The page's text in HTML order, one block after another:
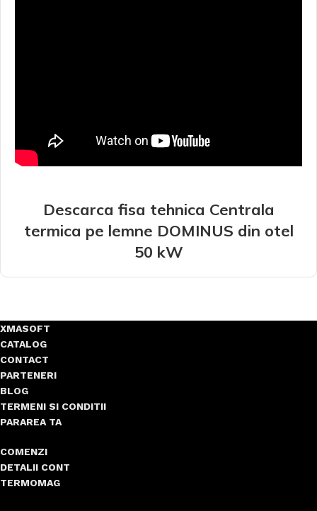
Descarca fisa tehnica Centrala
termica pe lemne DOMINUS din otel
50 kW
XMASOFT
CATALOG
CONTACT
PARTENERI
BLOG
TERMENI SI CONDITII
PARAREA TA
COMENZI
DETALII CONT
TERMOMAG